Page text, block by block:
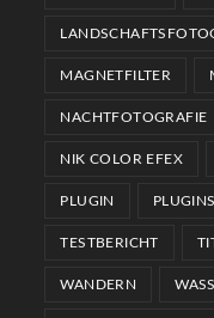
MAGNETFILTER
NACHTFOTOGRAFIE
NIK COLOR EFEX
PLUGIN PLUGINS
TESTBERICHT
WANDERN